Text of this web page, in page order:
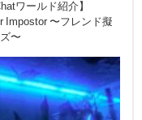
ワールド紹介】
Impostor 〜フレンド擬
〜